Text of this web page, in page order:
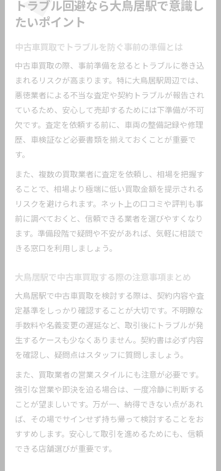
トラブル回避なら大鳥居駅で意識し
たいポイント
中古車買取でトラブルを防ぐ事前の準備とは
中古車買取の際、事前準備を怠るとトラブルに巻き込
まれるリスクが高まります。特に大鳥居駅周辺では、
悪徳業者による不当な査定や契約トラブルが報告され
ているため、安心して売却するためには下準備が不可
欠です。査定を依頼する前に、車両の整備記録や修理
歴、車検証など必要書類を揃えておくことが重要で
す。
また、複数の買取業者に査定を依頼し、相場を把握す
ることで、相場より極端に低い買取金額を提示される
リスクを避けられます。ネット上の口コミや評判も事
前に調べておくと、信頼できる業者を選びやすくなり
ます。準備段階で疑問や不安があれば、気軽に相談で
きる窓口を利用しましょう。
大鳥居駅で中古車買取する際の注意事項まとめ
大鳥居駅で中古車買取を検討する際は、契約内容や査
定基準をしっかり確認することが大切です。不明瞭な
手数料や名義変更の遅延など、取引後にトラブルが発
生するケースも少なくありません。契約書は必ず内容
を確認し、疑問点はスタッフに質問しましょう。
また、買取業者の営業スタイルにも注意が必要です。
強引な営業や即決を迫る場合は、一度冷静に判断する
ことが望ましいです。万が一、納得できない点があれ
ば、その場でサインせず持ち帰って検討することをお
すすめします。安心して取引を進めるためにも、信頼
できる店舗選びが重要です。